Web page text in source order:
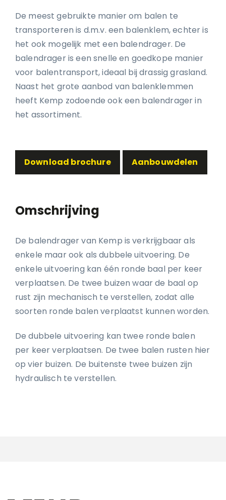
De meest gebruikte manier om balen te
transporteren is d.m.v. een balenklem, echter is
het ook mogelijk met een balendrager. De
balendrager is een snelle en goedkope manier
voor balentransport, ideaal bij drassig grasland.
Naast het grote aanbod van balenklemmen
heeft Kemp zodoende ook een balendrager in
het assortiment.
Download brochure Aanbouwdelen
Omschrijving
De balendrager van Kemp is verkrijgbaar als
enkele maar ook als dubbele uitvoering. De
enkele uitvoering kan één ronde baal per keer
verplaatsen. De twee buizen waar de baal op
rust zijn mechanisch te verstellen, zodat alle
soorten ronde balen verplaatst kunnen worden.
De dubbele uitvoering kan twee ronde balen
per keer verplaatsen. De twee balen rusten hier
op vier buizen. De buitenste twee buizen zijn
hydraulisch te verstellen.